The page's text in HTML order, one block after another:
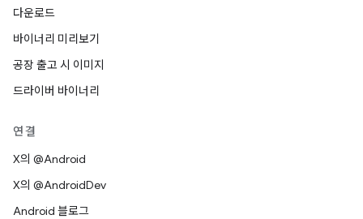
다운로드
바이너리 미리보기
공장 출고 시 이미지
드라이버 바이너리
연결
X의 @Android
X의 @AndroidDev
Android 블로그